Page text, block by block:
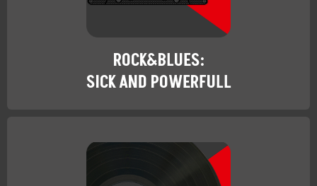
ROCK&BLUES:
SICK AND POWERFULL